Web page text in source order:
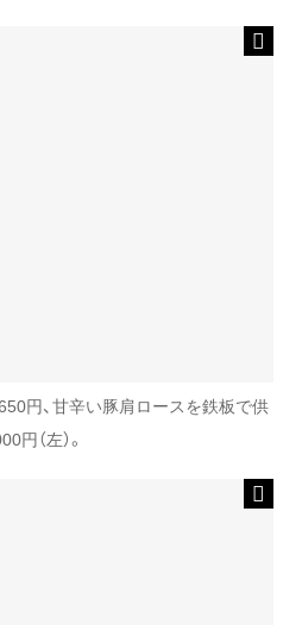
円、甘辛い豚肩ロースを鉄板で供
（左）。